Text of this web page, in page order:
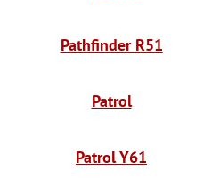
Pathfinder R51
Patrol
Patrol Y61